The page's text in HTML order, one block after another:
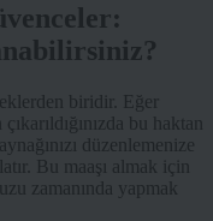
biridir. Eğer
bu haktan
düzenlemenize
Bu maaşı almak için
zamanında yapmak